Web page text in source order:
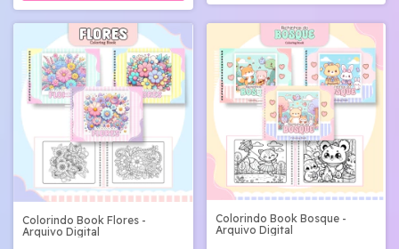
Colorindo Book Flores -
Arquivo Digital
Colorindo Book Bosque -
Arquivo Digital